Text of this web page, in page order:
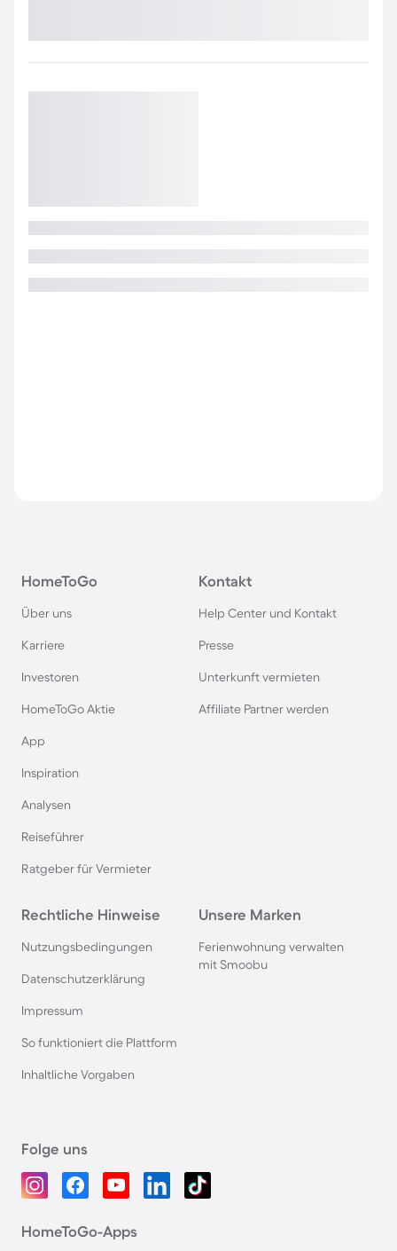
HomeToGo
Über uns
Karriere
Investoren
HomeToGo Aktie
App
Inspiration
Analysen
Reiseführer
Ratgeber für Vermieter
Kontakt
Help Center und Kontakt
Presse
Unterkunft vermieten
Affiliate Partner werden
Rechtliche Hinweise
Nutzungsbedingungen
Datenschutzerklärung
Impressum
So funktioniert die Plattform
Inhaltliche Vorgaben
Unsere Marken
Ferienwohnung verwalten
mit Smoobu
Folge uns
HomeToGo-Apps